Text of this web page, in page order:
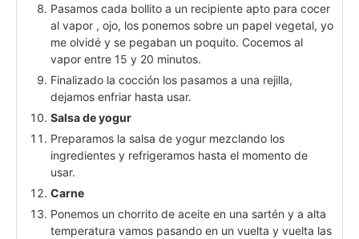
Pasamos cada bollito a un recipiente apto para cocer
al vapor , ojo, los ponemos sobre un papel vegetal, yo
me olvidé y se pegaban un poquito. Cocemos al
vapor entre 15 y 20 minutos.
Finalizado la cocción los pasamos a una rejilla,
dejamos enfriar hasta usar.
Salsa de yogur
Preparamos la salsa de yogur mezclando los
ingredientes y refrigeramos hasta el momento de
usar.
Carne
Ponemos un chorrito de aceite en una sartén y a alta
temperatura vamos pasando en un vuelta y vuelta las